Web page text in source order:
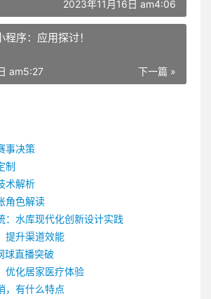
2023年11月16日 am4:06
序：应用探讨！
下一篇 »
am5:27
事决策
制
术解析
角色解读
：水库现代化创新设计实践
提升渠道效能
球直播突破
优化居家医疗体验
，有什么特点